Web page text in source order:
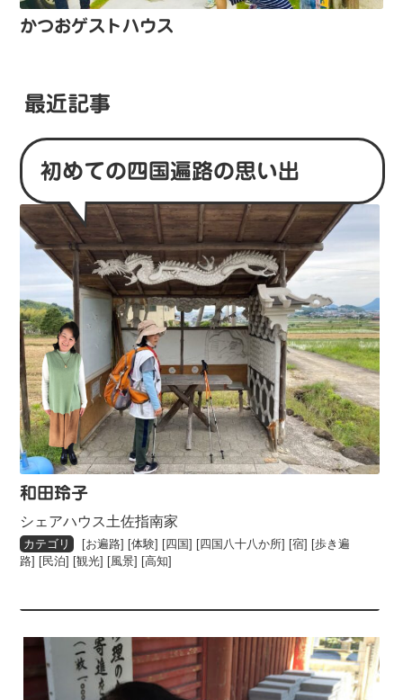
かつおゲストハウス
最近記事
初めての四国遍路の思い出
和田玲子
シェアハウス土佐指南家
[お遍路] [体験] [四国] [四国八十八か所] [宿] [歩き遍
路] [民泊] [観光] [風景] [高知]